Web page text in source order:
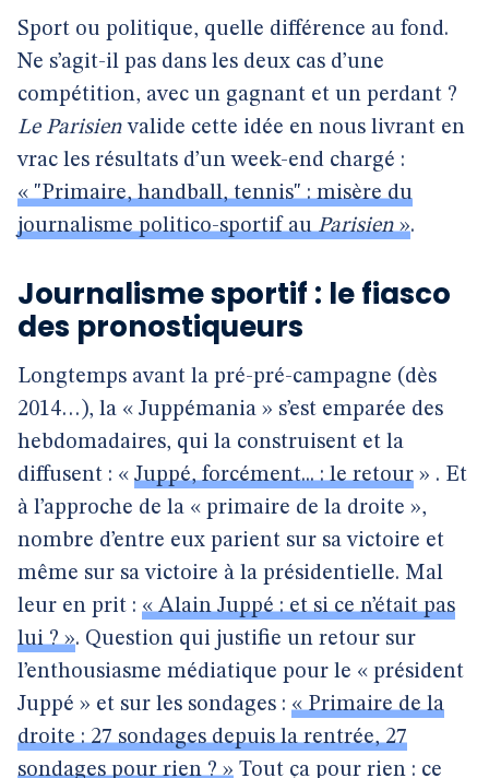
Sport ou politique, quelle différence au fond.
Ne s’agit-il pas dans les deux cas d’une
compétition, avec un gagnant et un perdant ?
Le Parisien valide cette idée en nous livrant en
vrac les résultats d’un week-end chargé :
« "Primaire, handball, tennis" : misère du
journalisme politico-sportif auParisien».
Journalisme sportif : le fiasco
des pronostiqueurs
Longtemps avant la pré-pré-campagne (dès
2014…), la « Juppémania » s’est emparée des
hebdomadaires, qui la construisent et la
diffusent : « Juppé, forcément... : le retour » . Et
à l’approche de la « primaire de la droite »,
nombre d’entre eux parient sur sa victoire et
même sur sa victoire à la présidentielle. Mal
leur en prit : « Alain Juppé : et si ce n’était pas
lui ? ». Question qui justifie un retour sur
l’enthousiasme médiatique pour le « président
Juppé » et sur les sondages : « Primaire de la
droite : 27 sondages depuis la rentrée, 27
sondages pour rien ? » Tout ça pour rien : ce